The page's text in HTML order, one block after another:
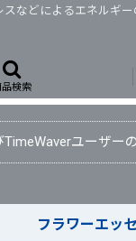
などによるエネルギー
などによるエネルギー
品検索
ユーザ
フラワーエッ